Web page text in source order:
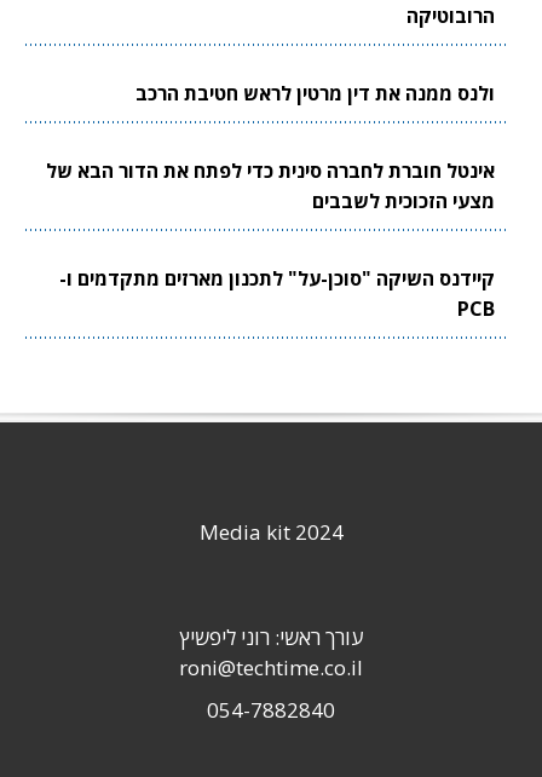
הרובוטיקה
ולנס ממנה את דין מרטין לראש חטיבת הרכב
אינטל חוברת לחברה סינית כדי לפתח את הדור הבא של
מצעי הזכוכית לשבבים
קיידנס השיקה "סוכן-על" לתכנון מארזים מתקדמים ו-
PCB
Media kit 2024
עורך ראשי: רוני ליפשיץ
roni@techtime.co.il
054-7882840